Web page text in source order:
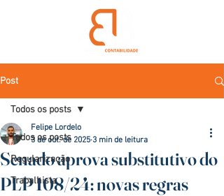
Post
Todos os posts
Regularização
Trabalhista
Todos os posts
Senado aprova substitutivo do
PLP 108/24: novas regras
Felipe Lordelo
3 de out. de 2025 3 min de leitura